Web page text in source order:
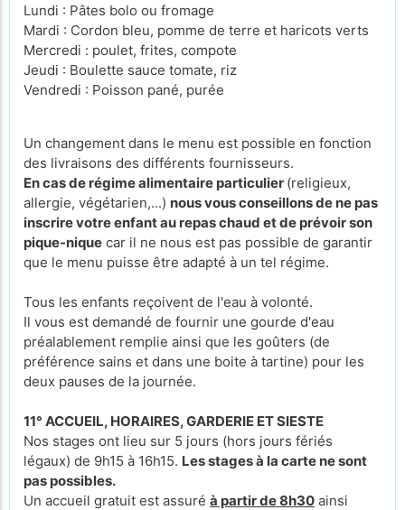
Lundi : Pâtes bolo ou fromage
Mardi : Cordon bleu, pomme de terre et haricots verts
Mercredi : poulet, frites, compote
Jeudi : Boulette sauce tomate, riz
Vendredi : Poisson pané, purée
Un changement dans le menu est possible en fonction
des livraisons des différents fournisseurs.
En cas de régime alimentaire particulier (religieux,
allergie, végétarien,...) nous vous conseillons de ne pas
inscrire votre enfant au repas chaud et de prévoir son
pique-nique car il ne nous est pas possible de garantir
que le menu puisse être adapté à un tel régime.
Tous les enfants reçoivent de l'eau à volonté.
Il vous est demandé de fournir une gourde d'eau
préalablement remplie ainsi que les goûters (de
préférence sains et dans une boite à tartine) pour les
deux pauses de la journée.
11° ACCUEIL, HORAIRES, GARDERIE ET SIESTE
Nos stages ont lieu sur 5 jours (hors jours fériés
légaux) de 9h15 à 16h15. Les stages à la carte ne sont
pas possibles.
Un accueil gratuit est assuré à partir de 8h30 ainsi